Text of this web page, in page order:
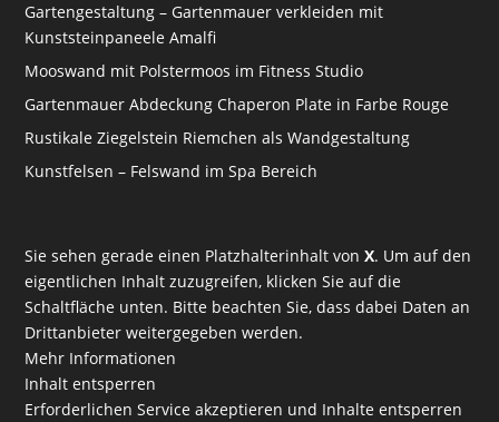
Gartengestaltung – Gartenmauer verkleiden mit
Kunststeinpaneele Amalfi
Mooswand mit Polstermoos im Fitness Studio
Gartenmauer Abdeckung Chaperon Plate in Farbe Rouge
Rustikale Ziegelstein Riemchen als Wandgestaltung
Kunstfelsen – Felswand im Spa Bereich
Sie sehen gerade einen Platzhalterinhalt vonX. Um auf den
eigentlichen Inhalt zuzugreifen, klicken Sie auf die
Schaltfläche unten. Bitte beachten Sie, dass dabei Daten an
Drittanbieter weitergegeben werden.
Mehr Informationen
Inhalt entsperren
Erforderlichen Service akzeptieren und Inhalte entsperren